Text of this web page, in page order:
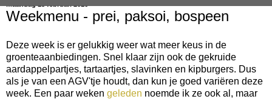
Weekmenu - prei, paksoi, bospeen
Deze week is er gelukkig weer wat meer keus in de
groenteaanbiedingen. Snel klaar zijn ook de gekruide
aardappelpartjes, tartaartjes, slavinken en kipburgers. Dus
als je van een AGV'tje houdt, dan kun je goed variëren deze
week. Een paar weken geleden noemde ik ze ook al, maar